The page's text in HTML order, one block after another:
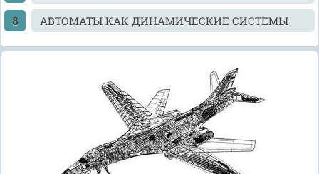
АВТОМАТЫ КАК ДИНАМИЧЕСКИЕ СИСТЕМЫ